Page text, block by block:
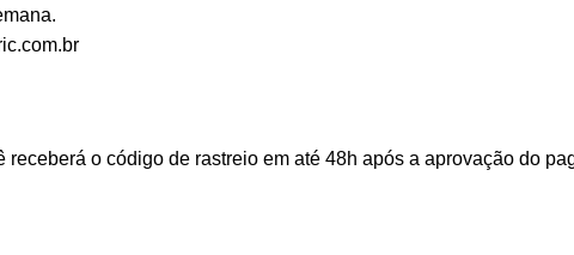
o código de rastreio em até 48h após a aprovação do